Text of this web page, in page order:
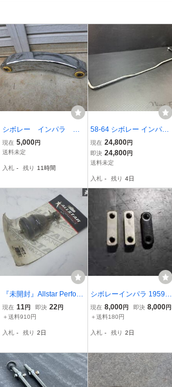
シボレー インパラ ロ
ーライダー クローム
バナナバー 売り切
現在 5,000円
送料未定
入札 - 残り 11時間
58-64 シボレー インパラ
フロント スタビライザー
純正品 クローム加工 59 6
0 61 62 63 1958-1964
現在 24,800円
即決 24,800円
送料未定
入札 - 残り 4日
『未開封』Allstar Perform
ance オールスター パフ
ォーマンス シボレー イン
ロア ボールジョイント 56
現在 11円 即決 22円
＋送料910円
入札 - 残り 2日
シボレーインパラ 1959～
1964年式用に製作 強化フ
ロントロアアーム固定ナ
はおすすめです！ 59～64
現在 8,000円 即決 8,000円
＋送料180円
入札 - 残り 2日